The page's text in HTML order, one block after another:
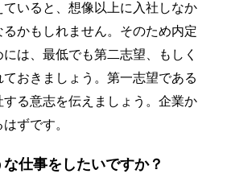
いると、想像以上に入社しなか
かもしれません。そのため内定
は、最低でも第二志望、もしく
おきましょう。第一志望である
る意志を伝えましょう。企業か
ずです。
仕事をしたいですか？